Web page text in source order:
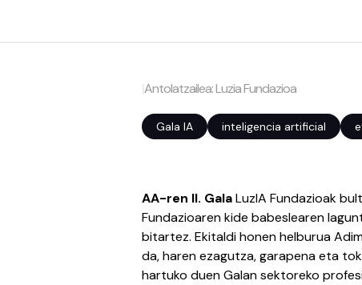
|Antolatzailea: Luzia Fundazioa
Gala IA inteligencia artificial
AA-ren II. GalaLuzIA Fundazioak
Fundazioaren kide babeslearen
bitartez. Ekitaldi honen helburua
da, haren ezagutza, garapena eta
hartuko duen Galan sektoreko